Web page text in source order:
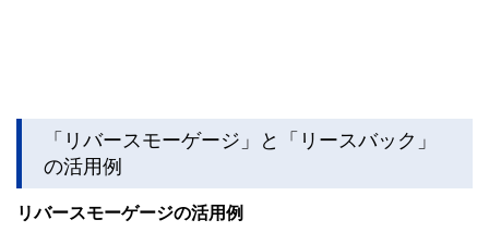
「リバースモーゲージ」と「リースバック」
の活用例
リバースモーゲージの活用例